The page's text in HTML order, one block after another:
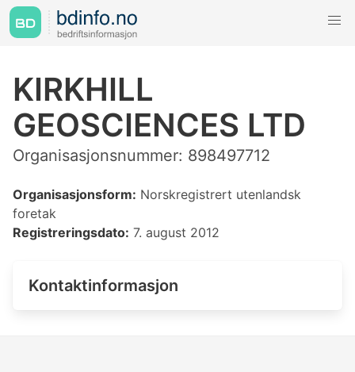
KIRKHILL
GEOSCIENCES LTD
Organisasjonsnummer: 898497712
Organisasjonsform: Norskregistrert utenlandsk
foretak
Registreringsdato: 7. august 2012
Kontaktinformasjon